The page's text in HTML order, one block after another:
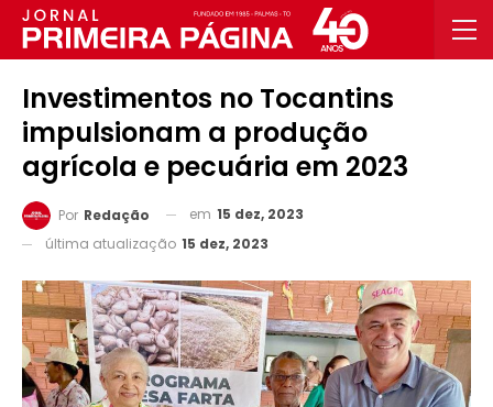
Investimentos no Tocantins
impulsionam a produção
agrícola e pecuária em 2023
Por Redação em 15 dez, 2023
última atualização 15 dez, 2023